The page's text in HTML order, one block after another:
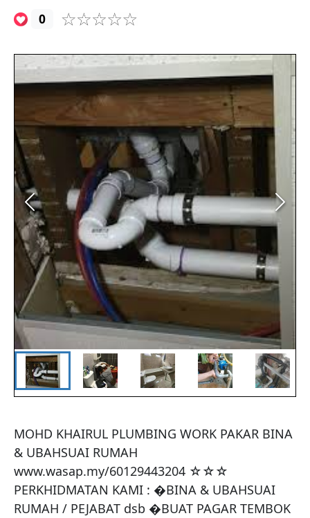
0
MOHD KHAIRUL PLUMBING WORK PAKAR BINA
& UBAHSUAI RUMAH
www.wasap.my/60129443204 ☆☆☆
PERKHIDMATAN KAMI : �BINA & UBAHSUAI
RUMAH / PEJABAT dsb �BUAT PAGAR TEMBOK